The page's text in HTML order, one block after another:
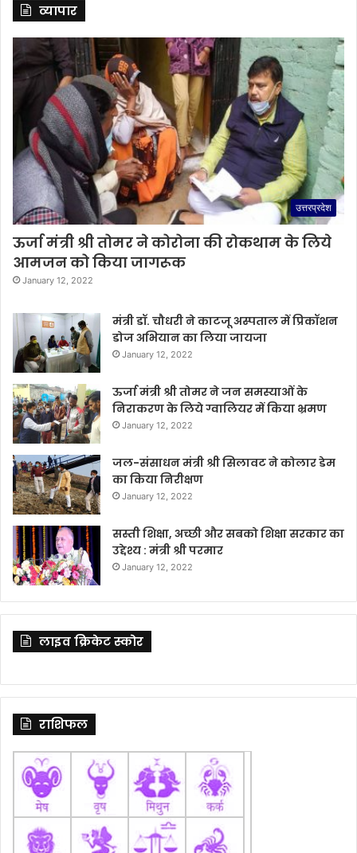
व्यापार
उत्तरप्रदेश
ऊर्जा मंत्री श्री तोमर ने कोरोना की रोकथाम के लिये
आमजन को किया जागरूक
January 12, 2022
मंत्री डॉ. चौधरी ने काटजू अस्पताल में प्रिकॉशन
डोज अभियान का लिया जायजा
January 12, 2022
ऊर्जा मंत्री श्री तोमर ने जन समस्याओं के
निराकरण के लिये ग्वालियर में किया भ्रमण
January 12, 2022
जल-संसाधन मंत्री श्री सिलावट ने कोलार डेम
का किया निरीक्षण
January 12, 2022
सस्ती शिक्षा, अच्छी और सबको शिक्षा सरकार का
उद्देश्य : मंत्री श्री परमार
January 12, 2022
लाइव क्रिकेट स्कोर
राशिफल